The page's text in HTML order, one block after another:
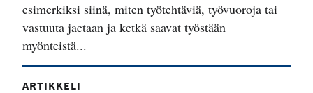
esimerkiksi siinä, miten työtehtäviä, työvuoroja tai
vastuuta jaetaan ja ketkä saavat työstään
myönteistä...
ARTIKKELI